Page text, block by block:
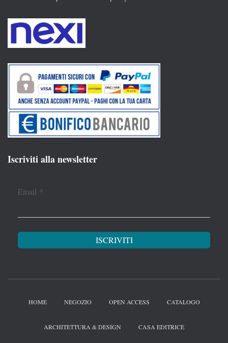
Iscriviti alla newsletter
Email *
HOME NEGOZIO OPEN ACCESS CATALOGO
ARCHITETTURA & DESIGN CASA EDITRICE